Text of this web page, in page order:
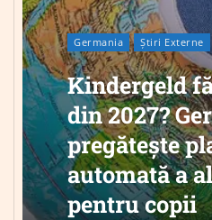
Germania Știri Externe
Kindergeld
din 2027?
pregătește
automată a
pentru copii